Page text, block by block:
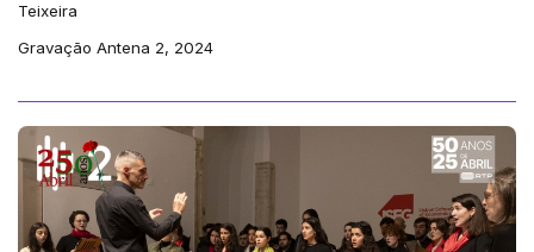
Teixeira
Gravação Antena 2, 2024